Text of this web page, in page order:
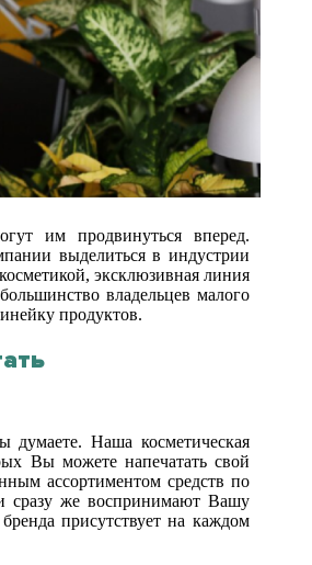
им продвинуться вперед.
выделиться в индустрии
эксклюзивная линия
владельцев малого
продуктов.
думаете. Наша косметическая
Вы можете напечатать свой
ассортиментом средств по
сразу же воспринимают Вашу
присутствует на каждом